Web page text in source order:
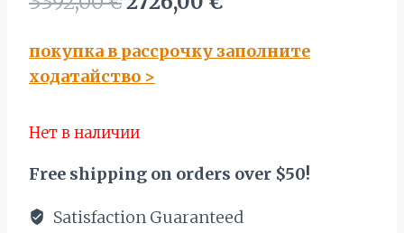
составляла2726,00 €.
покупка в рассрочку заполните
ходатайство >
Нет в наличии
Free shipping on orders over $50!
Satisfaction Guaranteed